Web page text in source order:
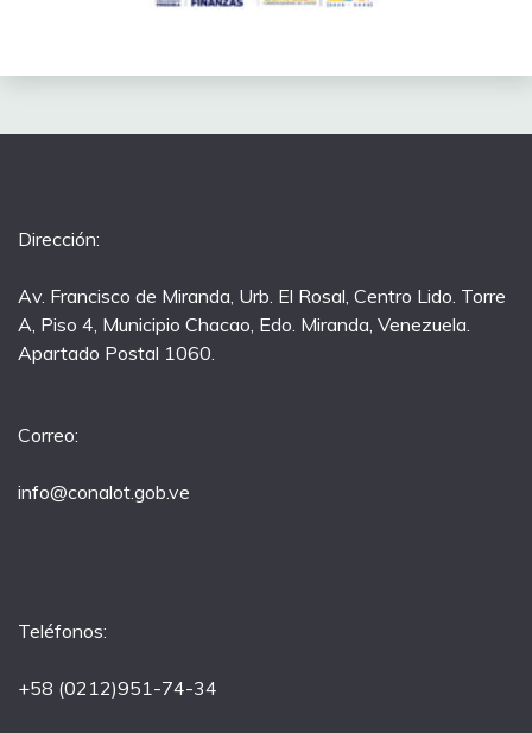
Dirección:
Av. Francisco de Miranda, Urb. El Rosal, Centro Lido. Torre
A, Piso 4, Municipio Chacao, Edo. Miranda, Venezuela.
Apartado Postal 1060.
Correo:
info@conalot.gob.ve
Teléfonos:
+58 (0212)951-74-34